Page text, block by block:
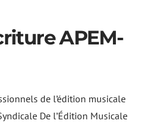
APEM-
de l’édition musicale
De l’Édition Musicale